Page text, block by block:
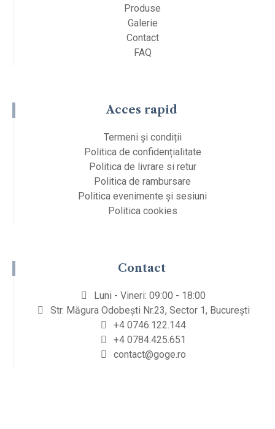
Produse
Galerie
Contact
FAQ
Acces rapid
Termeni și condiții
Politica de confidențialitate
Politica de livrare si retur
Politica de rambursare
Politica evenimente și sesiuni
Politica cookies
Contact
Luni - Vineri: 09:00 - 18:00
Str. Măgura Odobești Nr.23, Sector 1, București
+4 0746.122.144
+4 0784.425.651
contact@goge.ro